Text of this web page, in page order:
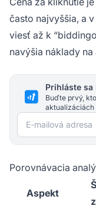
často najvyššia, a
viesť až k
navýšia náklady
Prihláste
Buďte prvý,
aktualizáciách
E-mailová adresa
Porovnávacia
Aspekt